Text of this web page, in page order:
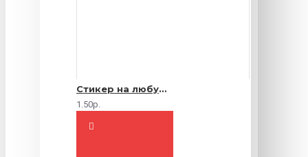
Стикер на любую продукцию
1.50р.